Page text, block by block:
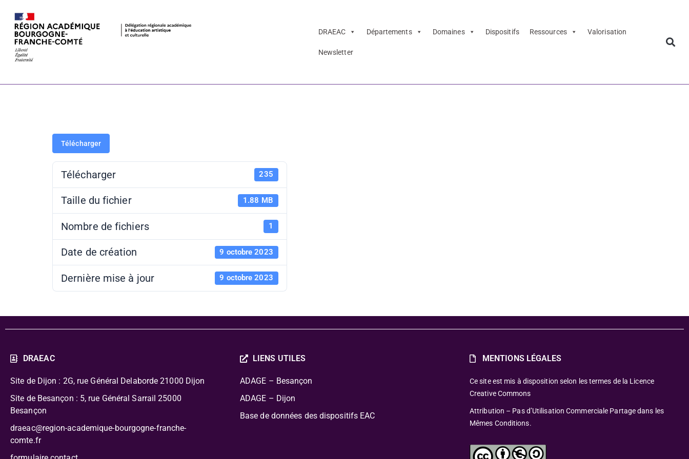
DRAEAC Départements Domaines Dispositifs Ressources Valorisation
Newsletter
Télécharger
Télécharger 235
Taille du fichier 1.88 MB
Nombre de fichiers 1
Date de création 9 octobre 2023
Dernière mise à jour 9 octobre 2023
DRAEAC
Site de Dijon : 2G, rue Général Delaborde 21000 Dijon
Site de Besançon : 5, rue Général Sarrail 25000
Besançon
draeac@region-academique-bourgogne-franche-
comte.fr
LIENS UTILES
ADAGE – Besançon
ADAGE – Dijon
Base de données des dispositifs EAC
MENTIONS LÉGALES
Ce site est mis à disposition selon les termes de la Licence
Creative Commons
Attribution – Pas d’Utilisation Commerciale Partage dans les
Mêmes Conditions.